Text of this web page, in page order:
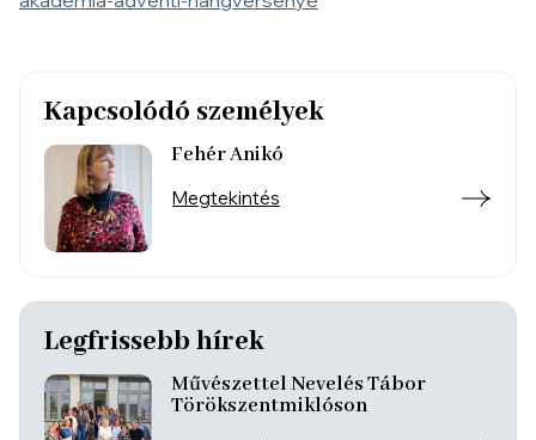
Kapcsolódó személyek
Fehér Anikó
Megtekintés
Legfrissebb hírek
Művészettel Nevelés Tábor
Törökszentmiklóson